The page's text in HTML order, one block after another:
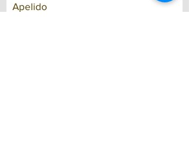
Apelido